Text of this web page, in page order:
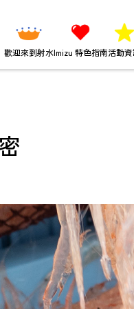
歡迎來到射水Imizu 特色指南活動